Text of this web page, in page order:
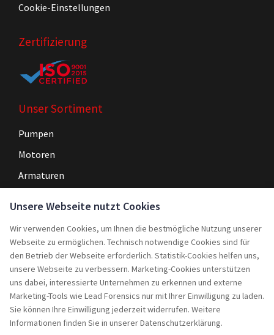
Cookie-Einstellungen
Zertifizierung
Unser Sortiment
Pumpen
Motoren
Armaturen
Navigation
Home
Service
Projekte
Rebuy
Unsere Webseite nutzt Cookies
Wir verwenden Cookies, um Ihnen die bestmögliche Nutzung unserer
Webseite zu ermöglichen. Technisch notwendige Cookies sind für
den Betrieb der Webseite erforderlich. Statistik-Cookies helfen uns,
unsere Webseite zu verbessern. Marketing-Cookies unterstützen
uns dabei, interessierte Unternehmen zu erkennen und externe
Marketing-Tools wie Lead Forensics nur mit Ihrer Einwilligung zu laden.
Sie können Ihre Einwilligung jederzeit widerrufen. Weitere
Informationen finden Sie in unserer Datenschutzerklärung.